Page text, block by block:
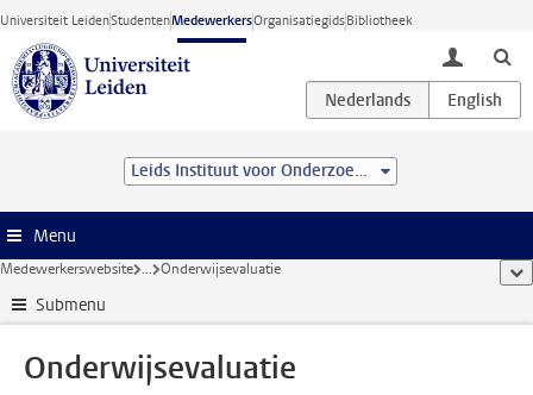
Ga direct naar de inhoud
Universiteit LeidenStudentenMedewerkersOrganisatiegidsBibliotheek
toggle
Leids Instituut voor Onderzoek in de Natuurkunde (LION)
Menu
Medewerkerswebsite ... Onderwijsevaluatie
Submenu
Onderwijsevaluatie